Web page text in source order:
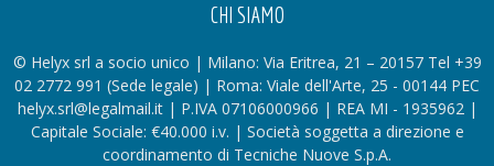
CHI SIAMO
© Helyx srl a socio unico | Milano: Via Eritrea, 21 – 20157 Tel +39
02 2772 991 (Sede legale) | Roma: Viale dell'Arte, 25 - 00144 PEC
helyx.srl@legalmail.it | P.IVA 07106000966 | REA MI - 1935962 |
Capitale Sociale: €40.000 i.v. | Società soggetta a direzione e
coordinamento di Tecniche Nuove S.p.A.